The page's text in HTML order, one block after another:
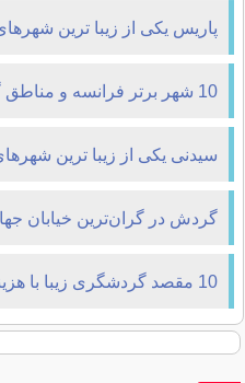
پاریس یکی از زیبا ترین
10 شهر برتر فرانسه و مناطق گردشگری آنها
سیدنی یکی از زیبا ترین
گردش در گران‌ترین خیابان
10 مقصد گردشگری زیبا با هزینه مناسب